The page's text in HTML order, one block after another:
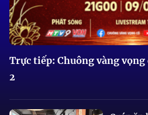
Trực tiếp: Chuông vàng
2